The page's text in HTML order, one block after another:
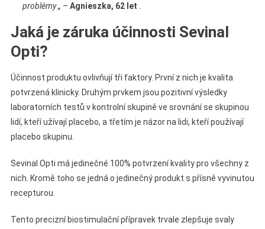
problémy „ – Agnieszka, 62 let
Jaká je záruka účinnosti Sevinal
Opti?
Účinnost produktu ovlivňují tři faktory. První z nich je kvalita
potvrzená klinicky. Druhým prvkem jsou pozitivní výsledky
laboratorních testů v kontrolní skupině ve srovnání se skupinou
lidí, kteří užívají placebo, a třetím je názor na lidi, kteří používají
placebo skupinu.
Sevinal Opti má jedinečné 100% potvrzení kvality pro všechny z
nich. Kromě toho se jedná o jedinečný produkt s přísně vyvinutou
recepturou.
Tento precizní biostimulační přípravek trvale zlepšuje svaly